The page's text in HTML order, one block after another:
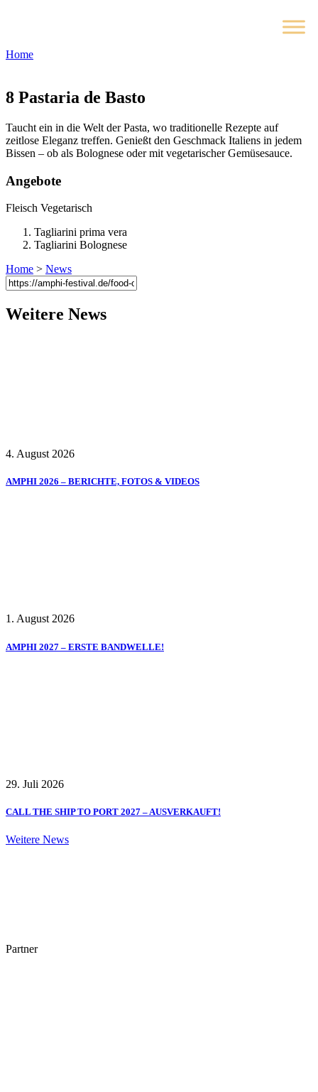
Home
8 Pastaria de Basto
Taucht ein in die Welt der Pasta, wo traditionelle Rezepte auf
zeitlose Eleganz treffen. Genießt den Geschmack Italiens in jedem
Bissen – ob als Bolognese oder mit vegetarischer Gemüsesauce.
Angebote
Fleisch Vegetarisch
Tagliarini prima vera
Tagliarini Bolognese
Home > News
Weitere News
4. August 2026
AMPHI 2026 – BERICHTE, FOTOS & VIDEOS
1. August 2026
AMPHI 2027 – ERSTE BANDWELLE!
29. Juli 2026
CALL THE SHIP TO PORT 2027 – AUSVERKAUFT!
Weitere News
Partner